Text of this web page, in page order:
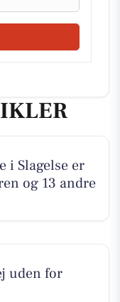
i Slagelse er
og 13 andre
uden for